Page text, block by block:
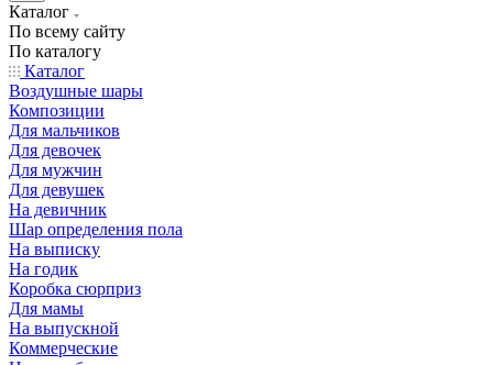
Каталог
По всему сайту
По каталогу
Каталог
Воздушные шары
Композиции
Для мальчиков
Для девочек
Для мужчин
Для девушек
На девичник
Шар определения пола
На выписку
На годик
Коробка сюрприз
Для мамы
На выпускной
Коммерческие